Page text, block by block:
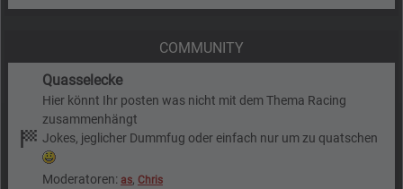
COMMUNITY
Quasselecke
Hier könnt Ihr posten was nicht mit dem Thema Racing
zusammenhängt
Jokes, jeglicher Dummfug oder einfach nur um zu quatschen
Moderatoren: as, Chris